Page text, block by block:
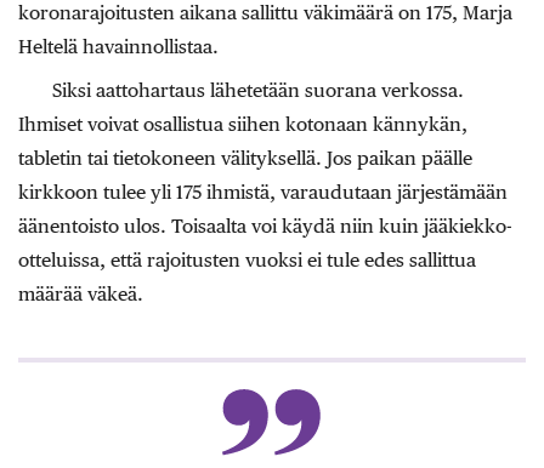
koronarajoitusten aikana sallittu väkimäärä on 175, Marja
Heltelä havainnollistaa.
Siksi aattohartaus lähetetään suorana verkossa.
Ihmiset voivat osallistua siihen kotonaan kännykän,
tabletin tai tietokoneen välityksellä. Jos paikan päälle
kirkkoon tulee yli 175 ihmistä, varaudutaan järjestämään
äänentoisto ulos. Toisaalta voi käydä niin kuin jääkiekko-
otteluissa, että rajoitusten vuoksi ei tule edes sallittua
määrää väkeä.